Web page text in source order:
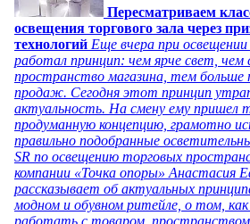
Пересматриваем
освещения торгового зала через
технологий Еще вчера при освещении
работал принцип: чем ярче свет, чем
пространство магазина, тем больше
продаж. Сегодня этот принцип
актуальность. На смену ему пришел
продуманную концепцию, грамотно
правильно подобранные
SR по освещению торговых
компании «Точка опоры» Анастасия
рассказывает об актуальных
модном и обувном ритейле, о том,
работать с товаром,